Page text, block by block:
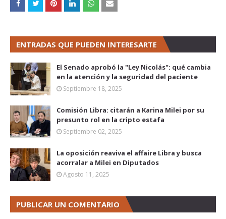
ENTRADAS QUE PUEDEN INTERESARTE
El Senado aprobó la "Ley Nicolás": qué cambia
en la atención y la seguridad del paciente
Septiembre 18, 2025
Comisión Libra: citarán a Karina Milei por su
presunto rol en la cripto estafa
Septiembre 02, 2025
La oposición reaviva el affaire Libra y busca
acorralar a Milei en Diputados
Agosto 11, 2025
PUBLICAR UN COMENTARIO